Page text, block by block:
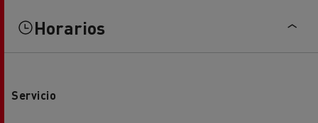
Horarios
Servicio